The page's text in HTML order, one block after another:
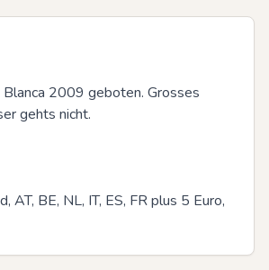
2009 geboten. Grosses
gehts nicht.
AT, BE, NL, IT, ES, FR plus 5 Euro,